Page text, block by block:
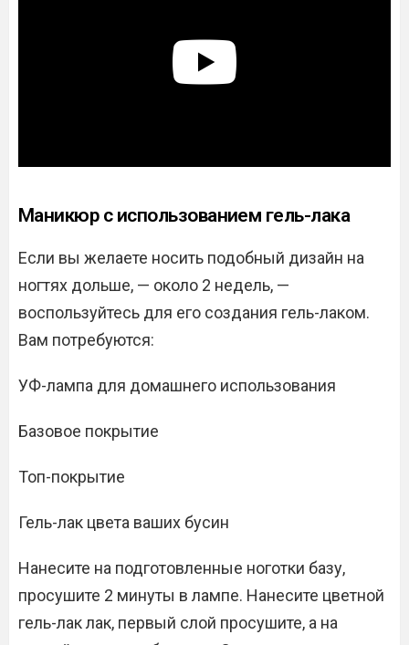
Маникюр с использованием гель-лака
Если вы желаете носить подобный дизайн на
ногтях дольше, — около 2 недель, —
воспользуйтесь для его создания гель-лаком.
Вам потребуются:
УФ-лампа для домашнего использования
Базовое покрытие
Топ-покрытие
Гель-лак цвета ваших бусин
Нанесите на подготовленные ноготки базу,
просушите 2 минуты в лампе. Нанесите цветной
гель-лак лак, первый слой просушите, а на